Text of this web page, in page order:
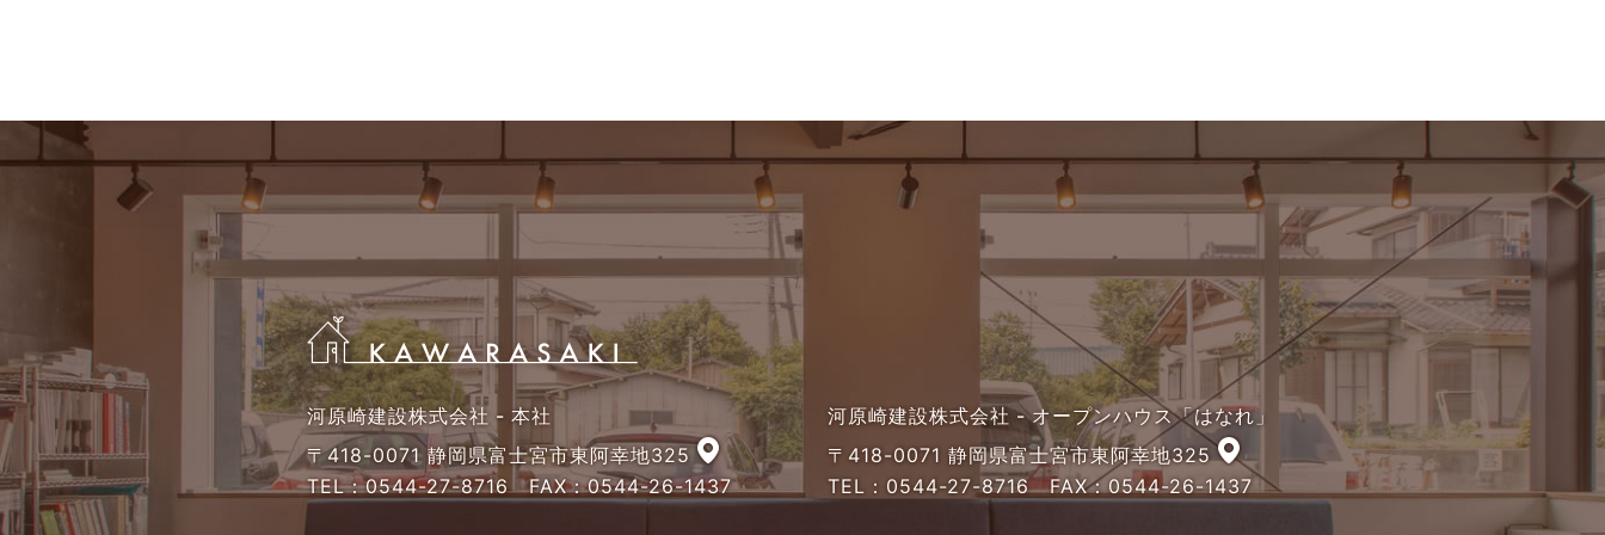
河原崎建設株式会社 - 本社
〒418-0071 静岡県富士宮市東阿幸地325
TEL：0544-27-8716FAX：0544-26-1437
河原崎建設株式会社 - オープンハウス「はなれ」
〒418-0071 静岡県富士宮市東阿幸地325
TEL： 0544-27-8716FAX：0544-26-1437